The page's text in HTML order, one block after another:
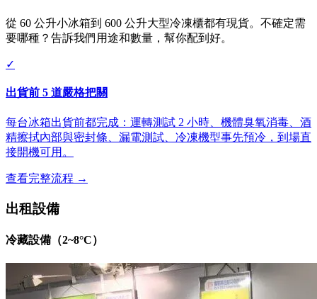
從 60 公升小冰箱到 600 公升大型冷凍櫃都有現貨。不確定需
要哪種？告訴我們用途和數量，幫你配到好。
✓
出貨前 5 道嚴格把關
每台冰箱出貨前都完成：運轉測試 2 小時、機體臭氧消毒、酒
精擦拭內部與密封條、漏電測試、冷凍機型事先預冷，到場直
接開機可用。
查看完整流程 →
出租設備
冷藏設備（2~8°C）